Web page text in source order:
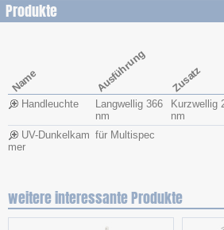
Produkte
Name Ausführung Zusatz
Handleuchte
Langwellig 366
nm
Kurzwellig
nm
UV-Dunkelkam
mer
für Multispec
weitere interessante Produkte